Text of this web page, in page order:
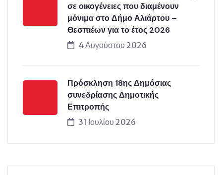
σε οικογένειες που διαμένουν
μόνιμα στο Δήμο Αλιάρτου –
Θεσπιέων για το έτος 2026
4 Αυγούστου 2026
Πρόσκληση 18ης Δημόσιας
συνεδρίασης Δημοτικής
Επιτροπής
31 Ιουλίου 2026